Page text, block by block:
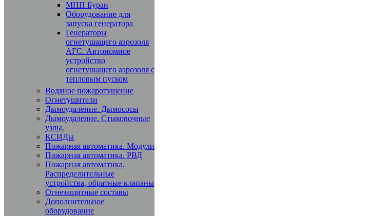
МПП Буран
Оборудование для
запуска генератора
Генераторы
огнетушащего аэрозоля
АГС. Автономное
устройство
огнетушащего аэрозоля с
тепловым пуском
Водяное пожаротушение
Огнетушители
Дымоудаление. Дымососы
Дымоудаление. Стыковочные
узлы.
КСИДы
Пожарная автоматика. Модули
Пожарная автоматика. РВД
Пожарная автоматика.
Распределительные
устройства, обратные клапаны
Огнезащитные составы
Дополнительное
оборудование